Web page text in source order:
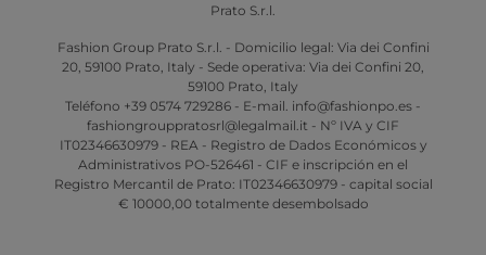
Prato S.r.l.
Fashion Group Prato S.r.l. - Domicilio legal: Via dei Confini
20, 59100 Prato, Italy - Sede operativa: Via dei Confini 20,
59100 Prato, Italy
Teléfono +39 0574 729286 - E-mail. info@fashionpo.es -
fashiongrouppratosrl@legalmail.it - Nº IVA y CIF
IT02346630979 - REA - Registro de Dados Económicos y
Administrativos PO-526461 - CIF e inscripción en el
Registro Mercantil de Prato: IT02346630979 - capital social
€ 10000,00 totalmente desembolsado